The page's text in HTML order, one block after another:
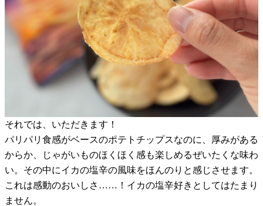
それでは、いただきます！
パリパリ食感がベースのポテトチップスなのに、厚みがある
からか、じゃがいものほくほく感も楽しめるぜいたくな味わ
い。その中にイカの塩辛の風味をほんのりと感じさせます。
これは感動のおいしさ……！イカの塩辛好きとしてはたまり
ません。